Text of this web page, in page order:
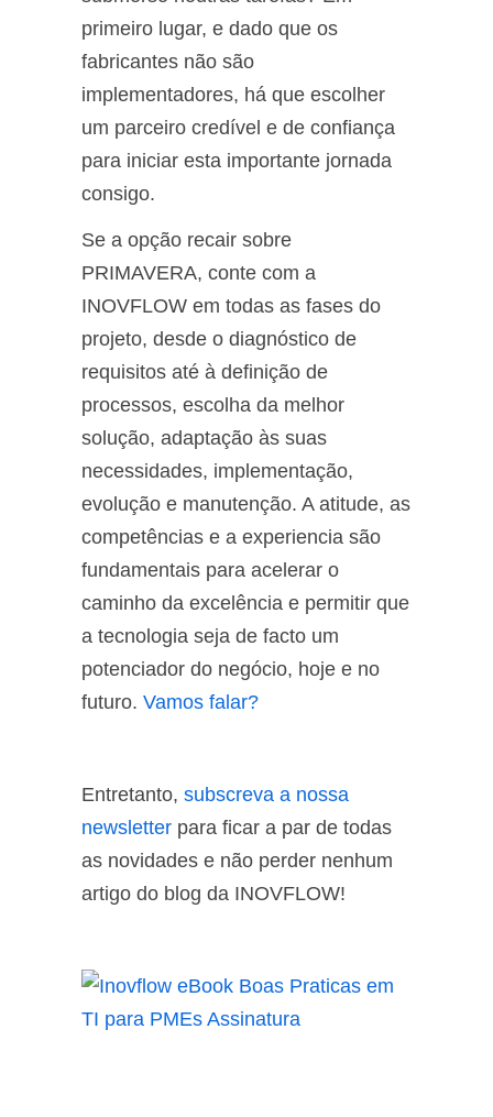
primeiro lugar, e dado que os
fabricantes não são
implementadores, há que escolher
um parceiro credível e de confiança
para iniciar esta importante jornada
consigo.
Se a opção recair sobre
PRIMAVERA, conte com a
INOVFLOW em todas as fases do
projeto, desde o diagnóstico de
requisitos até à definição de
processos, escolha da melhor
solução, adaptação às suas
necessidades, implementação,
evolução e manutenção. A atitude, as
competências e a experiencia são
fundamentais para acelerar o
caminho da excelência e permitir que
a tecnologia seja de facto um
potenciador do negócio, hoje e no
futuro. Vamos falar?
Entretanto, subscreva a nossa
newsletter para ficar a par de todas
as novidades e não perder nenhum
artigo do blog da INOVFLOW!